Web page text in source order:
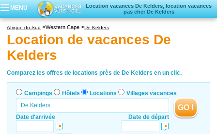
MENU
Location vacances De Kelders, location vacances
pas cher De Kelders
Locations vacances
Afrique du Sud Western Cape De Kelders
Location de vacances De
Kelders
Comparez les offres de locations près de De Kelders en un clic.
Campings Hôtels Locations Villages vacances
Date d'arrivée Date de départ
GO !